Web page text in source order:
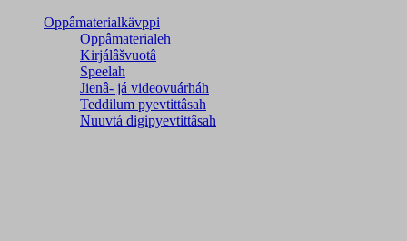
Oppâmaterialkävppi
Oppâmaterialeh
Kirjálâšvuotâ
Speelah
Jienâ- já videovuárháh
Teddilum pyevtittâsah
Nuuvtá digipyevtittâsah